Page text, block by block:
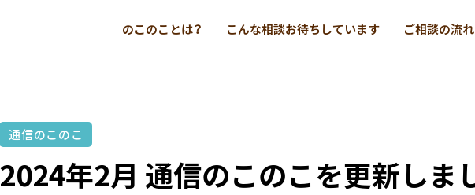
のこのことは？ こんな相談お待ちしています ご相談の流れ
通信のこのこ
2024年2月 通信のこのこを更新しま